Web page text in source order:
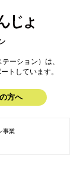
ーション）は、
トしています。
方へ
事業